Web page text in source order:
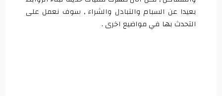
بعيدا عن السبام والتبادل والشراء , سوف نعمل على
التحدث بها في مواضيع اخرى .